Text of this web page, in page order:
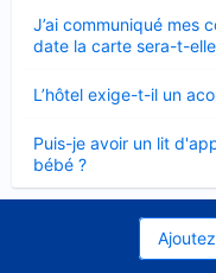
J’ai communiqué mes
date la carte sera-t-
fermé
L’hôtel exige-t-il un
fermé
Puis-je avoir un lit
bébé ?
fermé